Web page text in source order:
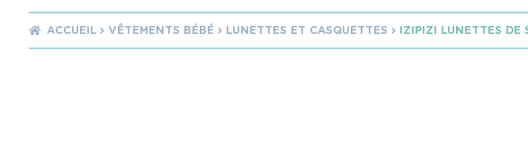
ACCUEIL VÊTEMENTS BÉBÉ LUNETTES ET CASQUETTES IZIPIZI LUNETTES DE